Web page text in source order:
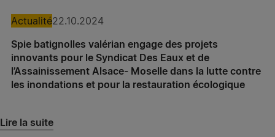
Spie batignolles énergie Souchon – Tilloy
Spie batignolles énergie Souchon – Marseille
Spie batignolles énergie Sopac – Caudan
Spie batignolles énergie Sopac – Parthenay
Actualité22.10.2024
Spie batignolles valérian engage des projets
innovants pour le Syndicat Des Eaux et de
l’Assainissement Alsace- Moselle dans la lutte contre
les inondations et pour la restauration écologique
Lire la suite